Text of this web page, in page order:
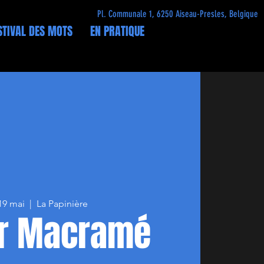
DES MOTS EN PRATIQUE
Pl. Communale 1, 6250 Aiseau-Presles, Belgique
mai
  |
La Papinière
Macramé